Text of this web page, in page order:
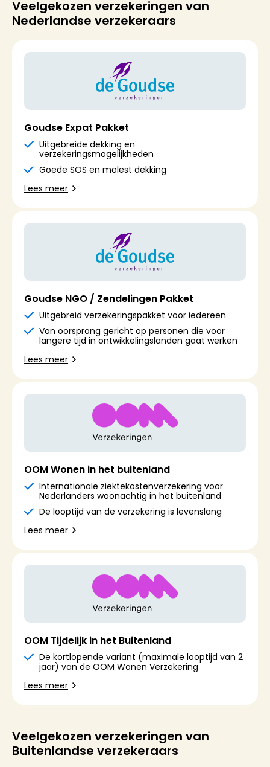
Veelgekozen verzekeringen van
Nederlandse verzekeraars
Goudse Expat Pakket
Uitgebreide dekking en
verzekeringsmogelijkheden
Goede SOS en molest dekking
Lees meer
Goudse NGO / Zendelingen Pakket
Uitgebreid verzekeringspakket voor iedereen
Van oorsprong gericht op personen die voor
langere tijd in ontwikkelingslanden gaat werken
Lees meer
OOM Wonen in het buitenland
Internationale ziektekostenverzekering voor
Nederlanders woonachtig in het buitenland
De looptijd van de verzekering is levenslang
Lees meer
OOM Tijdelijk in het Buitenland
De kortlopende variant (maximale looptijd van 2
jaar) van de OOM Wonen Verzekering
Lees meer
Veelgekozen verzekeringen van
Buitenlandse verzekeraars